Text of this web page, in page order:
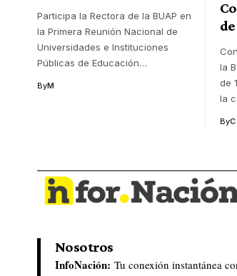
Participa la Rectora de la BUAP en
la Primera Reunión Nacional de
Universidades e Instituciones
Públicas de Educación…
ByM
la
de
la
ByC
Nosotros
InfoNación: Tu conexión instantánea